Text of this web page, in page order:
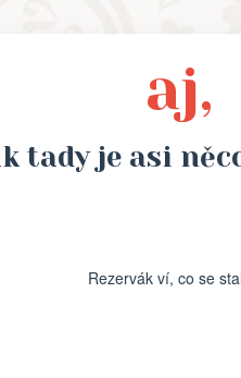
aj,
tady je asi
Rezervák ví, co se